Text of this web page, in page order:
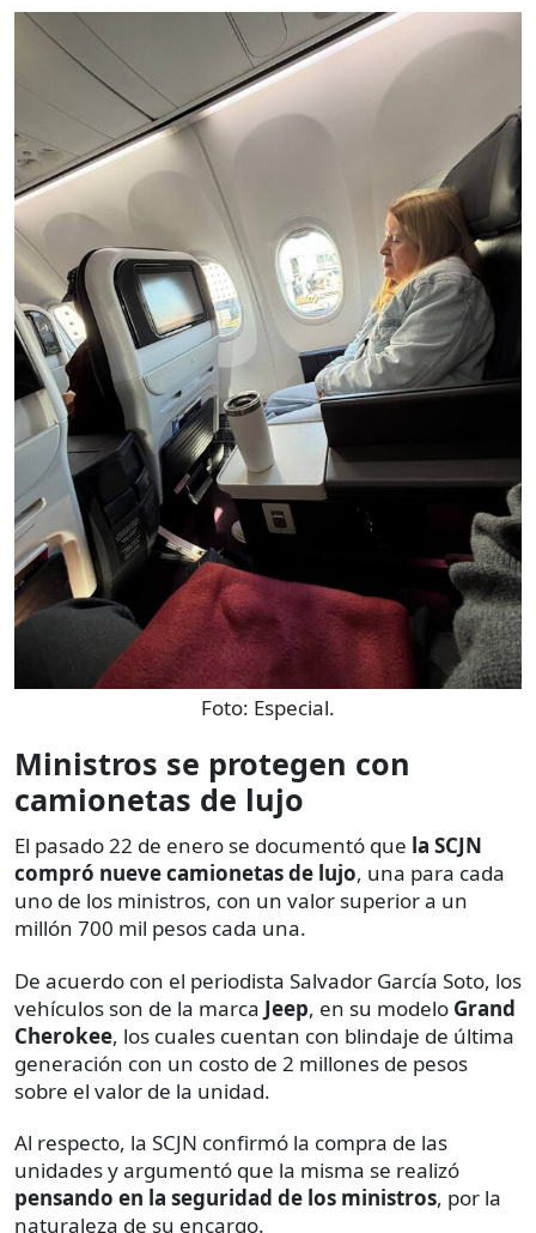
Foto: Especial.
Ministros se protegen con
camionetas de lujo
El pasado 22 de enero se documentó que la SCJN
compró nueve camionetas de lujo, una para cada
uno de los ministros, con un valor superior a un
millón 700 mil pesos cada una.
De acuerdo con el periodista Salvador García Soto, los
vehículos son de la marca Jeep, en su modelo Grand
Cherokee, los cuales cuentan con blindaje de última
generación con un costo de 2 millones de pesos
sobre el valor de la unidad.
Al respecto, la SCJN confirmó la compra de las
unidades y argumentó que la misma se realizó
pensando en la seguridad de los ministros, por la
naturaleza de su encargo.